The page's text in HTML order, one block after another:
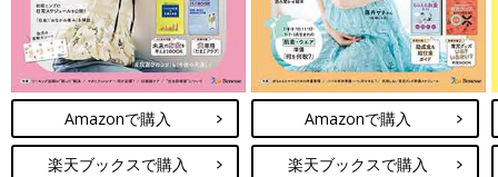
Amazonで購入
楽天ブックスで購入
Amazonで購入
楽天ブックスで購入